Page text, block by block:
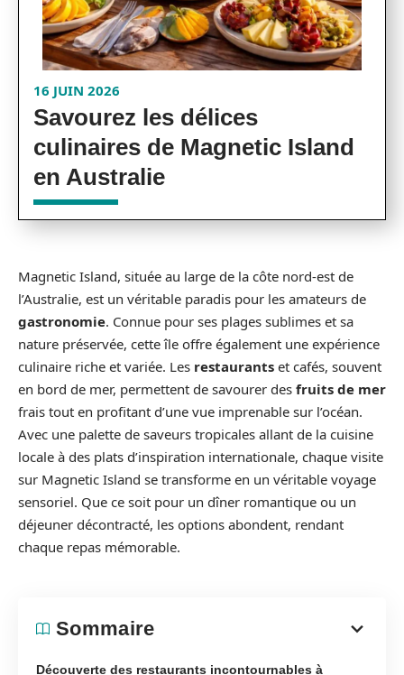
16 JUIN 2026
Savourez les délices
culinaires de Magnetic Island
en Australie
Magnetic Island, située au large de la côte nord-est de
l’Australie, est un véritable paradis pour les amateurs de
gastronomie. Connue pour ses plages sublimes et sa
nature préservée, cette île offre également une expérience
culinaire riche et variée. Les restaurants et cafés, souvent
en bord de mer, permettent de savourer des fruits de mer
frais tout en profitant d’une vue imprenable sur l’océan.
Avec une palette de saveurs tropicales allant de la cuisine
locale à des plats d’inspiration internationale, chaque visite
sur Magnetic Island se transforme en un véritable voyage
sensoriel. Que ce soit pour un dîner romantique ou un
déjeuner décontracté, les options abondent, rendant
chaque repas mémorable.
Sommaire
Découverte des restaurants incontournables à